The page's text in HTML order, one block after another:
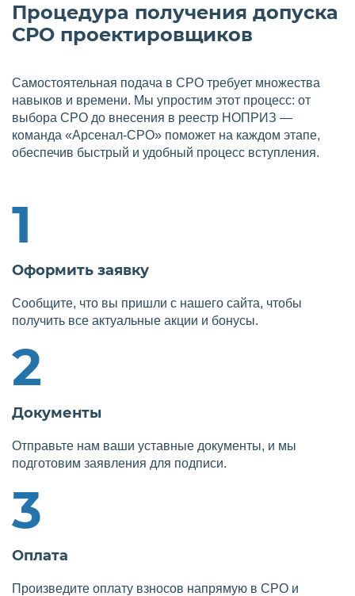
Процедура получения допуска
СРО проектировщиков
Самостоятельная подача в СРО требует множества
навыков и времени. Мы упростим этот процесс: от
выбора СРО до внесения в реестр НОПРИЗ —
команда «Арсенал-СРО» поможет на каждом этапе,
обеспечив быстрый и удобный процесс вступления.
1
Оформить заявку
Сообщите, что вы пришли с нашего сайта, чтобы
получить все актуальные акции и бонусы.
2
Документы
Отправьте нам ваши уставные документы, и мы
подготовим заявления для подписи.
3
Оплата
Произведите оплату взносов напрямую в СРО и